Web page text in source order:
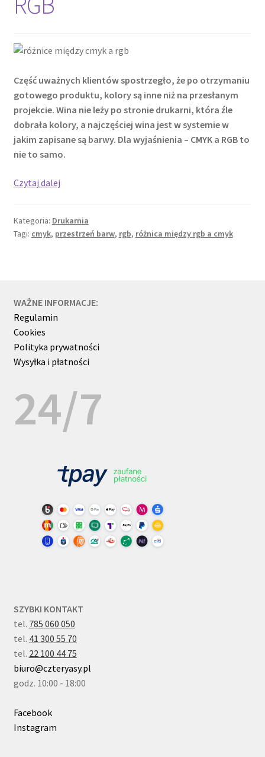
Część uważnych klientów spostrzegło, że po otrzymaniu
gotowego produktu, kolory są inne niż na przesłanym
projekcie. Wina nie leży po stronie drukarni, która źle
dobrała kolory, a najczęściej wina jest w systemie w
jakim zapisane są barwy. Dla wyjaśnienia – CMYK a RGB to
nie to samo.
Czytaj dalejRóżnica
a
RGB
Kategoria: Drukarnia
Tagi: cmyk, przestrzeń barw, rgb, różnica między rgb a cmyk
WAŻNE INFORMACJE:
Regulamin
Cookies
Polityka prywatności
Wysyłka i płatności
24/7
SZYBKI KONTAKT
tel. 785 060 050
tel. 41 300 55 70
tel. 22 100 44 75
biuro@czteryasy.pl
godz. 10:00 - 18:00
Facebook
Instagram